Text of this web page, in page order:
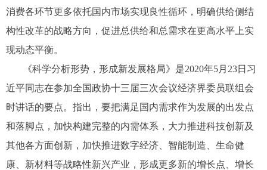
消费各环节更多依托国内市场实现良性循环，明确供给侧结
构性改革的战略方向，促进总供给和总需求在更高水平上实
现动态平衡。
《科学分析形势，形成新发展格局》是2020年5月23日习
近平同志在参加全国政协十三届三次会议经济界委员联组会
时讲话的要点。指出，要把满足国内需求作为发展的出发点
和落脚点，加快构建完整的内需体系，大力推进科技创新及
其他各方面创新，加快推进数字经济、智能制造、生命健
康、新材料等战略性新兴产业，形成更多新的增长点、增长